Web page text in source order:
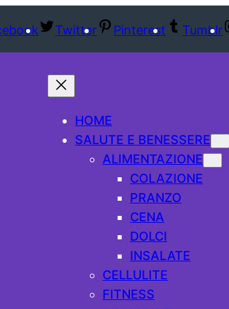
Twitter Pinterest Tumblr
HOME
SALUTE E BENESSERE
ALIMENTAZIONE
COLAZIONE
PRANZO
CENA
DOLCI
INSALATE
CELLULITE
FITNESS